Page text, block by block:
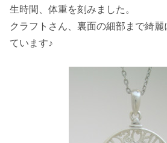
生時間、体重を刻みました。
クラフトさん、裏面の細部まで綺
ています♪